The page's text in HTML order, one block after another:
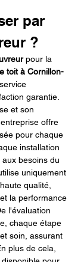
par
?
pour la
toit à Cornillon-
garantie.
et son
offre
pour chaque
installation
besoins du
uniquement
qualité,
la performance
l'évaluation
chaque étape
soin, assurant
plus de cela,